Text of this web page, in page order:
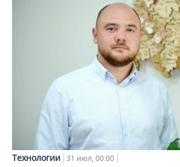
Технологии 31 июл, 00:00